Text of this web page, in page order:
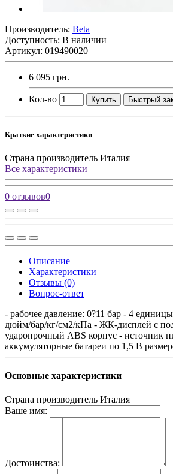
Производитель: Beta
Доступность: В наличии
Артикул: 019490020
6 095 грн.
Кол-во Купить Быстрый
Краткие характеристики
Страна производитель Италия
Все характеристики
0 отзывов0
Описание
Характеристики
Отзывы (0)
Вопрос-ответ
- рабочее давление: 0?11 бар - 4
дюйм/бар/кг/см2/кПа - ЖК-дисплей с
ударопрочный ABS корпус - источник
аккумуляторные батареи по 1,5 В
Основные характеристики
Страна производитель Италия
Ваше имя:
Достоинства: